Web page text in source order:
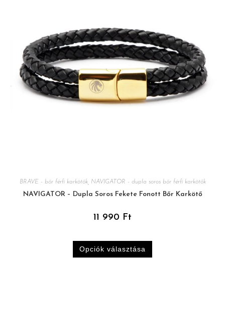
BRAVE - bőr férfi karkötők, NAVIGATOR - dupla soros bőr férfi karkötők
NAVIGATOR – Dupla Soros Fekete Fonott Bőr Karkötő
11 990 Ft
Opciók választása